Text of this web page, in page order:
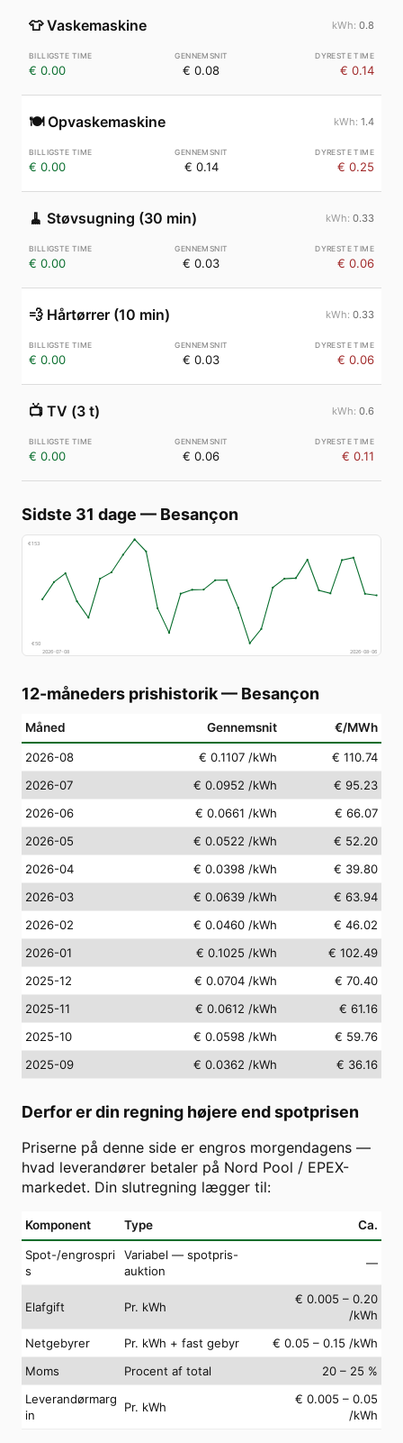
👕 Vaskemaskine 0.8
€ 0.00 € 0.08 € 0.14
🍽️ Opvaskemaskine 1.4
€ 0.00 € 0.14 € 0.25
🧹 Støvsugning (30 min) 0.33
€ 0.00 € 0.03 € 0.06
💨 Hårtørrer (10 min) 0.33
€ 0.00 € 0.03 € 0.06
📺 TV (3 t) 0.6
€ 0.00 € 0.06 € 0.11
Sidste 31 dage — Besançon
€153
€50
2026-07-08
2026-08-06
12-måneders prishistorik— Besançon
Måned Gennemsnit €/MWh
2026-08 € 0.1107 /kWh
€ 110.74
2026-07
€ 0.0952 /kWh
€ 95.23
2026-06
€ 0.0661 /kWh
€ 66.07
2026-05
€ 0.0522 /kWh
€ 52.20
2026-04
€ 0.0398 /kWh
€ 39.80
2026-03
€ 0.0639 /kWh
€ 63.94
2026-02
€ 0.0460 /kWh
€ 46.02
2026-01
€ 0.1025 /kWh
€ 102.49
2025-12
€ 0.0704 /kWh
€ 70.40
2025-11
€ 0.0612 /kWh
€ 61.16
2025-10
€ 0.0598 /kWh
€ 59.76
2025-09
€ 0.0362 /kWh € 36.16
Derfor er din regning højere end spotprisen
Priserne på denne side er engros morgendagens —
hvad leverandører betaler på Nord Pool / EPEX-
markedet. Din slutregning lægger til:
Komponent Type Ca.
Spot-/engrospri
s
Variabel — spotpris-
auktion
—
Elafgift Pr. kWh
€ 0.005 – 0.20
/kWh
Netgebyrer
Pr. kWh + fast gebyr
€ 0.05 – 0.15 /kWh
Moms
Procent af total
20 – 25 %
Leverandørmarg
in
Pr. kWh
€ 0.005 – 0.05
/kWh